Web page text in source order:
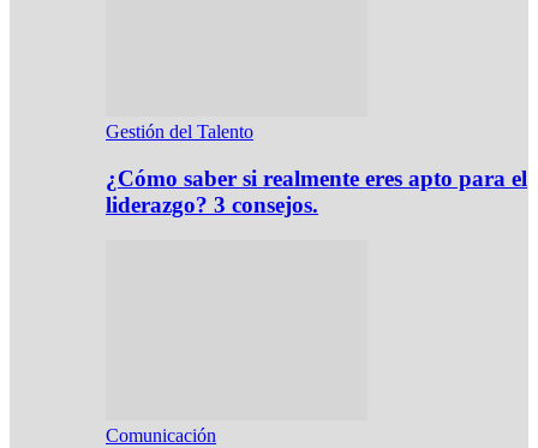
Gestión del Talento
¿Cómo saber si realmente eres apto para el
liderazgo? 3 consejos.
Comunicación